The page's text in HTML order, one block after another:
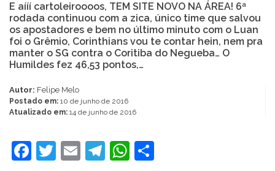
E aííí cartoleiroooos, TEM SITE NOVO NA ÁREA! 6ª
rodada continuou com a zica, único time que salvou
os apostadores e bem no último minuto com o Luan
foi o Grêmio, Corinthians vou te contar hein, nem pra
manter o SG contra o Coritiba do Negueba… O
Humildes fez 46,53 pontos,…
Autor: Felipe Melo
Postado em: 10 de junho de 2016
Atualizado em: 14 de junho de 2016
Facebook
Twitter
EmailTelegram
WhatsApp